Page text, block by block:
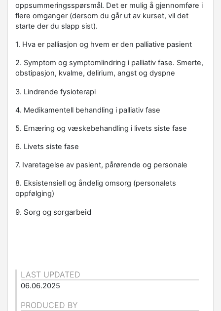
oppsummeringsspørsmål. Det er mulig å gjennomføre i
flere omganger (dersom du går ut av kurset, vil det
starte der du slapp sist).
1. Hva er palliasjon og hvem er den palliative pasient
2. Symptom og symptomlindring i palliativ fase. Smerte,
obstipasjon, kvalme, delirium, angst og dyspne
3. Lindrende fysioterapi
4. Medikamentell behandling i palliativ fase
5. Ernæring og væskebehandling i livets siste fase
6. Livets siste fase
7. Ivaretagelse av pasient, pårørende og personale
8. Eksistensiell og åndelig omsorg (personalets
oppfølging)
9. Sorg og sorgarbeid
LAST UPDATED
06.06.2025
PRODUCED BY